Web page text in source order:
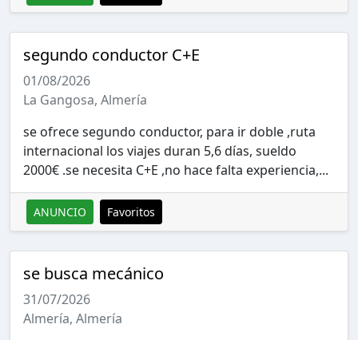
segundo conductor C+E
01/08/2026
La Gangosa, Almería
se ofrece segundo conductor, para ir doble ,ruta
internacional los viajes duran 5,6 días, sueldo
2000€ .se necesita C+E ,no hace falta experiencia,...
ANUNCIO Favoritos
se busca mecánico
31/07/2026
Almería, Almería